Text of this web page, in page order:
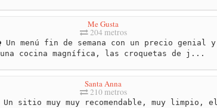
Me Gusta
204 metros
Un menú fin de semana con un precio genial y
una cocina magnífica, las croquetas de j...
Santa Anna
210 metros
Un sitio muy muy recomendable, muy limpio, el